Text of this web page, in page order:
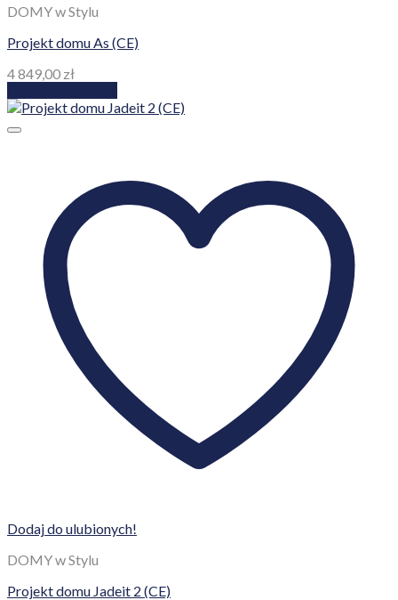
DOMY w Stylu
Projekt domu As (CE)
4 849,00 zł
Dodaj do ulubionych!
DOMY w Stylu
Projekt domu Jadeit 2 (CE)